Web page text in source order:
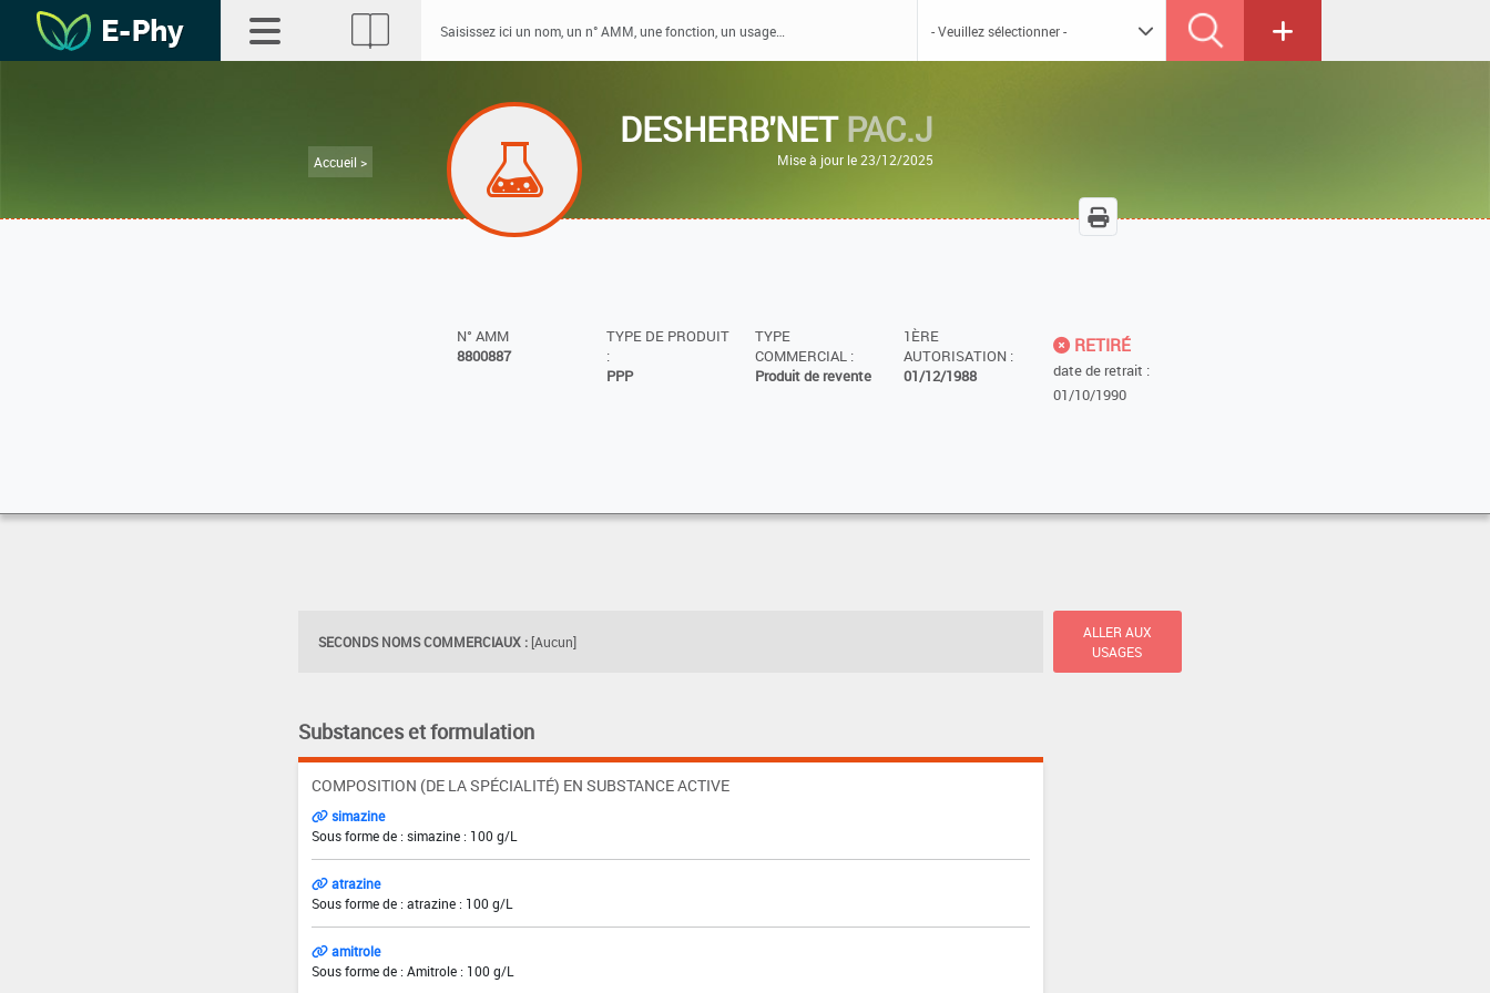
Accueil >
DESHERB'NETPAC.J
Mise à jour le 23/12/2025
N° AMM
8800887
TYPE DE PRODUIT
:
PPP
TYPE
COMMERCIAL :
Produit de revente
1ÈRE
AUTORISATION :
01/12/1988
RETIRÉ
date de retrait :
01/10/1990
SECONDS NOMS COMMERCIAUX : [Aucun]
ALLER AUX
USAGES
Substances et formulation
COMPOSITION (DE LA SPÉCIALITÉ) EN SUBSTANCE ACTIVE
simazine
Sous forme de : simazine : 100 g/L
atrazine
Sous forme de : atrazine : 100 g/L
amitrole
Sous forme de : Amitrole : 100 g/L